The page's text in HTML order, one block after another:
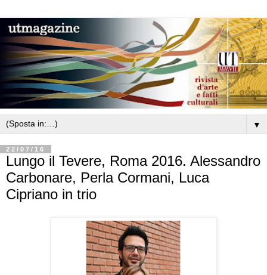
▼
22/07/16
Lungo il Tevere, Roma 2016. Alessandro
Carbonare, Perla Cormani, Luca
Cipriano in trio